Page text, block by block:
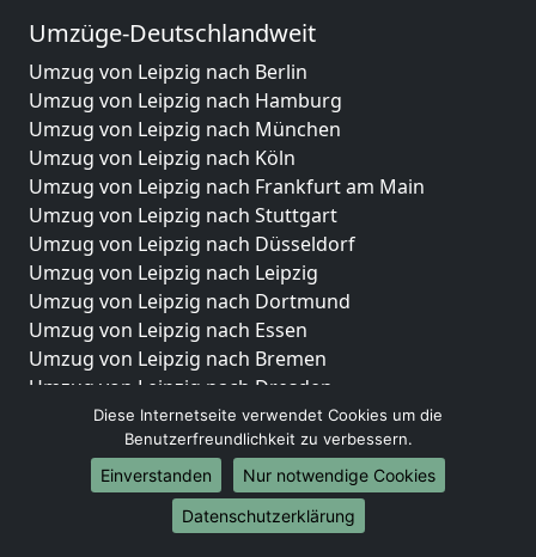
Umzüge-Deutschlandweit
Umzug von Leipzig nach Berlin
Umzug von Leipzig nach Hamburg
Umzug von Leipzig nach München
Umzug von Leipzig nach Köln
Umzug von Leipzig nach Frankfurt am Main
Umzug von Leipzig nach Stuttgart
Umzug von Leipzig nach Düsseldorf
Umzug von Leipzig nach Leipzig
Umzug von Leipzig nach Dortmund
Umzug von Leipzig nach Essen
Umzug von Leipzig nach Bremen
Umzug von Leipzig nach Dresden
Umzug von Leipzig nach Hannover
Umzug von Leipzig nach Nürnberg
Umzug von Leipzig nach Duisburg
Umzug von Leipzig nach Bochum
Umzug von Leipzig nach Wuppertal
Diese Internetseite verwendet Cookies um die
Benutzerfreundlichkeit zu verbessern.
Einverstanden
Nur notwendige Cookies
Datenschutzerklärung